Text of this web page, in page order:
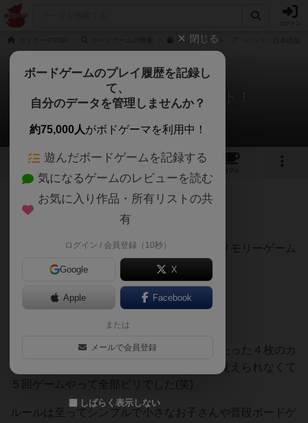
ザッツ・ノット・ア・ハット！日本語版
ザッツ・ノット・ア・ハット！
グレンさんのレビュー
8 1 17
カフェ
425名 4名 0 2年弱前
良作です。シンプルだけと、とても手強いメモリーゲーム
我が家で子供達と３人でプレイしました。たった４枚のカ
ードを覚えれば良いだけなのに、私は全く覚えられなくて
５回ゲームやって全部ビリでした(笑)
ルールは至ってシンプルで小さなお子さんや普段ボードゲ
閉じる
ボードゲームのプレイ履歴を記録し
て、
自分のデータを管理しませんか？
約75,000人がボドゲーマを利用中！
遊んだボードゲームを記録する
気になるゲームのレビューを読む
お気に入り作品・所有リストの共
有
ログイン / 会員登録（10秒）
Google X
Apple Facebook
または
メールで会員登録
しばらく表示しない